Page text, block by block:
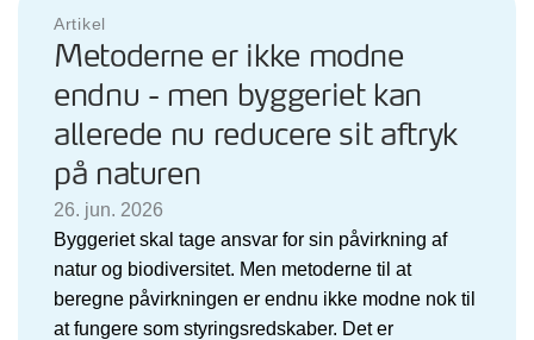
Artikel
Metoderne er ikke modne
endnu - men byggeriet kan
allerede nu reducere sit aftryk
på naturen
26. jun. 2026
Byggeriet skal tage ansvar for sin påvirkning af
natur og biodiversitet. Men metoderne til at
beregne påvirkningen er endnu ikke modne nok til
at fungere som styringsredskaber. Det er